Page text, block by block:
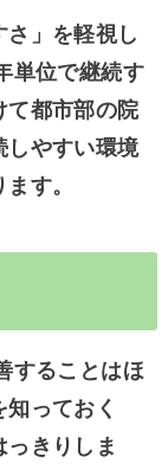
」を軽視し
単位で継続す
て都市部の院
しやすい環境
す。
することはほ
っておく
っきりしま